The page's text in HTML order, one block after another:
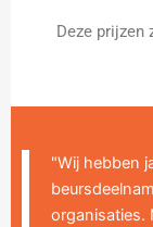
Deze
"Wij hebben
organisaties.